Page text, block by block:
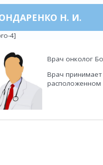
Н. И.
4]
Врач онколог
Врач
расположенном